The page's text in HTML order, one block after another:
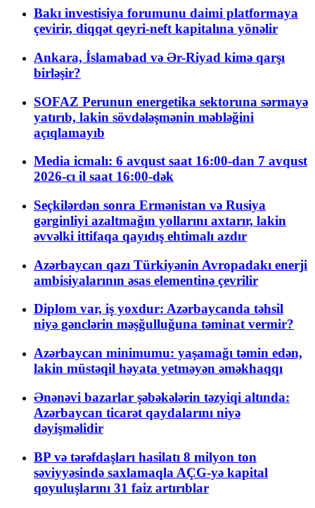
Bakı investisiya forumunu daimi platformaya
çevirir, diqqət qeyri-neft kapitalına yönəlir
Ankara, İslamabad və Ər-Riyad kimə qarşı
birləşir?
SOFAZ Perunun energetika sektoruna sərmayə
yatırıb, lakin sövdələşmənin məbləğini
açıqlamayıb
Media icmalı: 6 avqust saat 16:00-dan 7 avqust
2026-cı il saat 16:00-dək
Seçkilərdən sonra Ermənistan və Rusiya
gərginliyi azaltmağın yollarını axtarır, lakin
əvvəlki ittifaqa qayıdış ehtimalı azdır
Azərbaycan qazı Türkiyənin Avropadakı enerji
ambisiyalarının əsas elementinə çevrilir
Diplom var, iş yoxdur: Azərbaycanda təhsil
niyə gənclərin məşğulluğuna təminat vermir?
Azərbaycan minimumu: yaşamağı təmin edən,
lakin müstəqil həyata yetməyən əməkhaqqı
Ənənəvi bazarlar şəbəkələrin təzyiqi altında:
Azərbaycan ticarət qaydalarını niyə
dəyişməlidir
BP və tərəfdaşları hasilatı 8 milyon ton
səviyyəsində saxlamaqla AÇG-yə kapital
qoyuluşlarını 31 faiz artırıblar